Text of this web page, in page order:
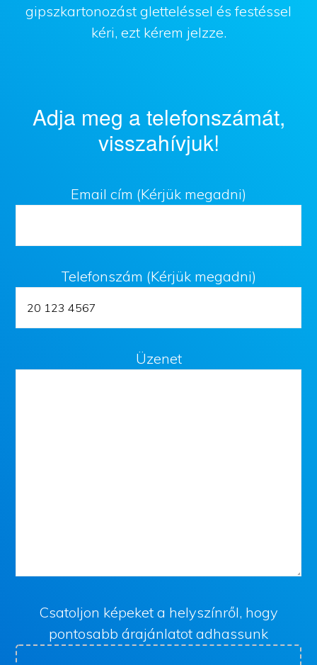
gipszkartonozást gletteléssel és festéssel
kéri, ezt kérem jelzze.
Adja meg a telefonszámát,
visszahívjuk!
Email cím (Kérjük megadni)
Telefonszám (Kérjük megadni)
Üzenet
Csatoljon képeket a helyszínről, hogy
pontosabb árajánlatot adhassunk